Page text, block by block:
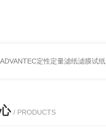
定性定量滤纸滤膜试纸
/ PRODUCTS